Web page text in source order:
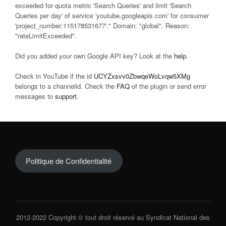
exceeded for quota metric 'Search Queries' and limit 'Search
Queries per day' of service 'youtube.googleapis.com' for consumer
'project_number:115178531677'." Domain: "global". Reason:
"rateLimitExceeded".
Did you added your own Google API key? Look at the help.
Check in YouTube if the id UCYZxsvv0ZbwqeWoLvqw5XMg
belongs to a channelid. Check the FAQ of the plugin or send error
messages to support.
Politique de Confidentialité
2012-2022 Copyright © tout droit réservé au Syndicat National des